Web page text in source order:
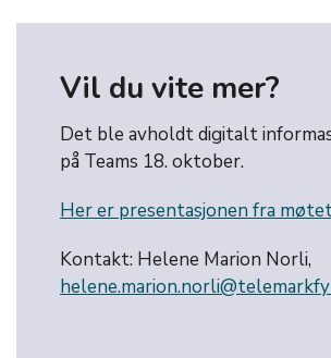
Vil du vite mer?
Det ble avholdt digitalt
på Teams 18. oktober.
Her er presentasjonen fra
Kontakt: Helene Marion Norli,